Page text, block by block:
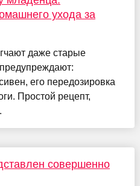
ухода за
даже старые
его передозировка
Простой рецепт,
совершенно